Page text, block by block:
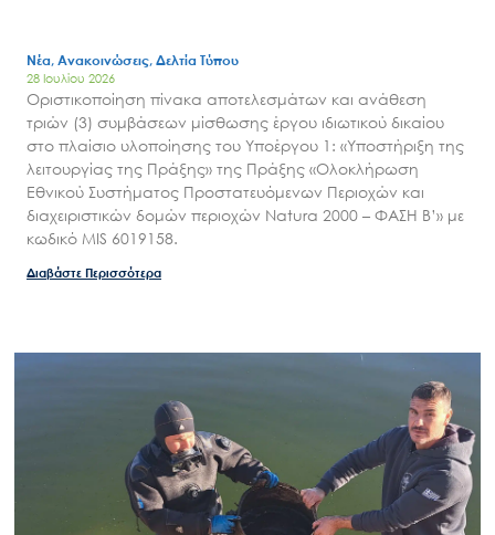
Μ.Δ.Π.Π.
Έργα
Εισιτήρια
Επικοινωνία
Νέα, Ανακοινώσεις, Δελτία Τύπου
28 Ιουλίου 2026
Οριστικοποίηση πίνακα αποτελεσμάτων και ανάθεση
τριών (3) συμβάσεων μίσθωσης έργου ιδιωτικού δικαίου
στο πλαίσιο υλοποίησης του Υποέργου 1: «Υποστήριξη της
λειτουργίας της Πράξης» της Πράξης «Ολοκλήρωση
κωδικό MIS 6019158.